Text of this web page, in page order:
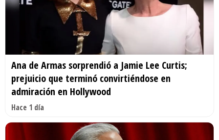
Ana de Armas sorprendió a Jamie Lee Curtis;
prejuicio que terminó convirtiéndose en
admiración en Hollywood
Hace 1 día